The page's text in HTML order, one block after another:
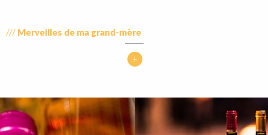
/// Merveilles de ma grand-mère